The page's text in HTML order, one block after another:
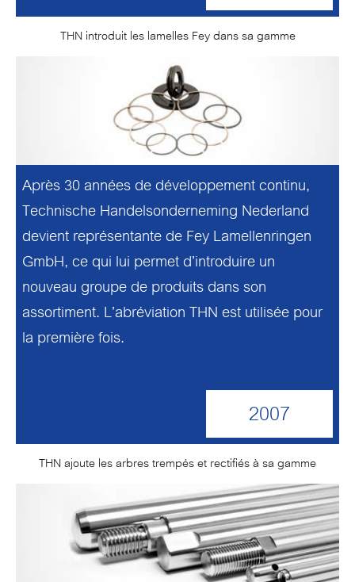
THN introduit les lamelles Fey dans sa gamme
Après 30 années de développement continu,
Technische Handelsonderneming Nederland
devient représentante de Fey Lamellenringen
GmbH, ce qui lui permet d’introduire un
nouveau groupe de produits dans son
assortiment. L’abréviation THN est utilisée pour
la première fois.
2007
THN ajoute les arbres trempés et rectifiés à sa gamme